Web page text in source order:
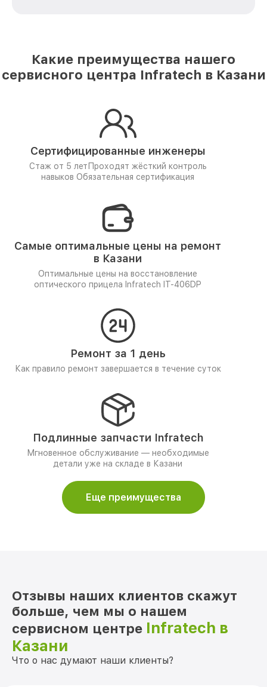
Какие преимущества нашего
сервисного центра Infratech в Казани
Сертифицированные инженеры
Стаж от 5 лет Проходят жёсткий контроль
навыков Обязательная сертификация
Самые оптимальные цены на ремонт
в Казани
Оптимальные цены на восстановление
оптического прицела Infratech IT-406DP
Ремонт за 1 день
Как правило ремонт завершается в течение суток
Подлинные запчасти Infratech
Мгновенное обслуживание — необходимые
детали уже на складе в Казани
Еще преимущества
Отзывы наших клиентов скажут
больше, чем мы о нашем
сервисном центре Infratech в
Казани
Что о нас думают наши клиенты?